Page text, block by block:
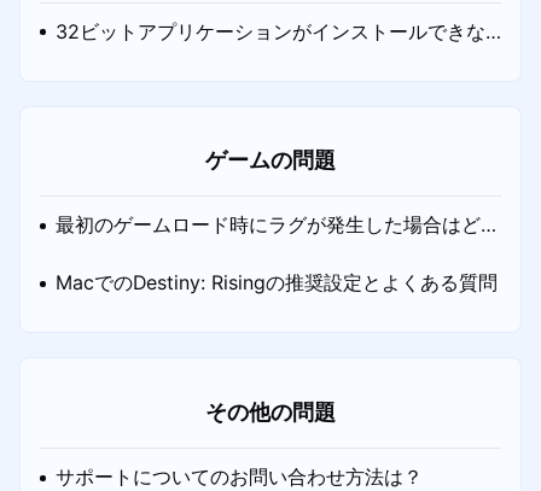
32ビットアプリケーションがインストールできな
ゲームの問題
最初のゲームロード時にラグが発生した場合はどう
すればよいですか？
MacでのDestiny: Risingの推奨設定とよくある質問
その他の問題
サポートについてのお問い合わせ方法は？